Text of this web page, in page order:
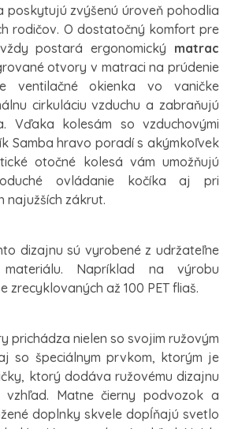
poskytujú zvýšenú úroveň pohodlia
rodičov. O dostatočný komfort pre
postará ergonomický matrac
otvory v matraci na prúdenie
ventilačné okienka vo vaničke
cirkuláciu vzduchu a zabraňujú
Vďaka kolesám so vzduchovými
Samba hravo poradí s akýmkoľvek
otočné kolesá vám umožňujú
ovládanie kočíka aj pri
najužších zákrut.
dizajnu sú vyrobené z udržateľne
materiálu. Napríklad na výrobu
zrecyklovaných až 100 PET fliaš.
prichádza nielen so svojim ružovým
so špeciálnym prvkom, ktorým je
ktorý dodáva ružovému dizajnu
Matne čierny podvozok a
doplnky skvele dopĺňajú svetlo